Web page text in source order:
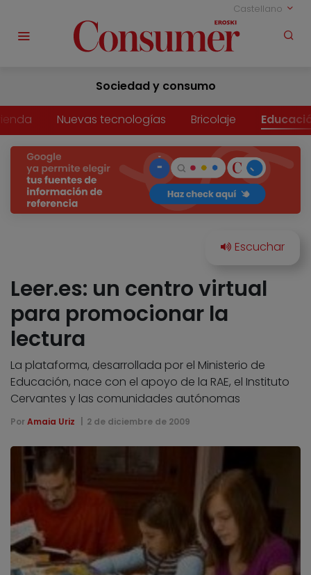
Castellano
Sociedad y consumo
Nuevas tecnologías Bricolaje
Leer.es: un centro virtual
para promocionar la
lectura
La plataforma, desarrollada por el Ministerio de
Educación, nace con el apoyo de la RAE, el Instituto
Cervantes y las comunidades autónomas
Por Amaia Uriz 2 de diciembre de 2009